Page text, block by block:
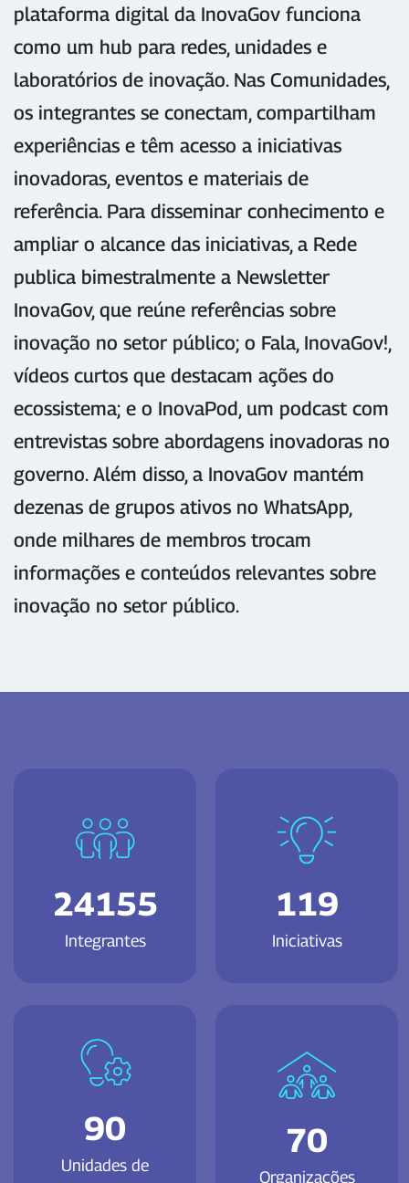
plataforma digital da InovaGov funciona
como um hub para redes, unidades e
laboratórios de inovação. Nas Comunidades,
os integrantes se conectam, compartilham
experiências e têm acesso a iniciativas
inovadoras, eventos e materiais de
referência. Para disseminar conhecimento e
ampliar o alcance das iniciativas, a Rede
publica bimestralmente a Newsletter
InovaGov, que reúne referências sobre
inovação no setor público; o Fala, InovaGov!,
vídeos curtos que destacam ações do
ecossistema; e o InovaPod, um podcast com
entrevistas sobre abordagens inovadoras no
governo. Além disso, a InovaGov mantém
dezenas de grupos ativos no WhatsApp,
onde milhares de membros trocam
informações e conteúdos relevantes sobre
inovação no setor público.
24155
Integrantes
119
Iniciativas
90
Unidades de
70
Organizações